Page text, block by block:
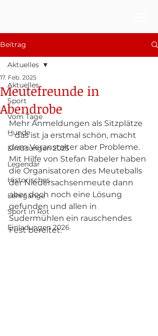
Beitrag
Aktuelles
Sport
Vom Tage
Hunde
Einladungen 2025
Legendär
Historisches
Lehrgänge
Sport in Rot
Einladungen 2026
Aktuelles
Meutefreunde in
Abendrobe
17. Feb. 2025
Mehr Anmeldungen als Sitzplätze
– das ist ja erstmal schön, macht
dem Veranstalter aber Probleme.
Mit Hilfe von Stefan Rabeler haben
die Organisatoren des Meuteballs
der Niedersachsenmeute dann
aber doch noch eine Lösung
gefunden und allen in
Sudermühlen ein rauschendes
Fest bereitet.